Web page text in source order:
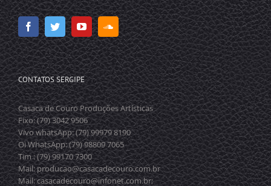
CONTATOS SERGIPE
Casaca de Couro Produções Artísticas
Fixo: (79) 3042 9506
Vivo whatsApp: (79) 99979 8190
Oi WhatsApp: (79) 98809 7065
Tim : (79) 99170 7300
Mail: producao@casacadecouro.com.br
Mail: casacadecouro@infonet.com.br;